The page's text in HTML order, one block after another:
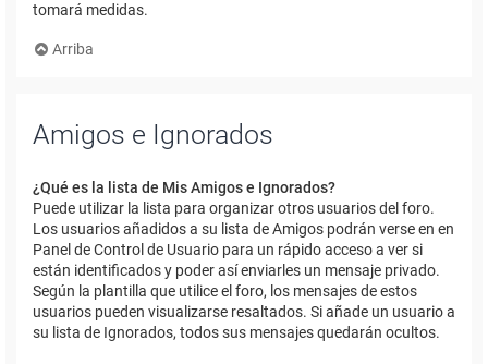
tomará medidas.
Arriba
Amigos e Ignorados
¿Qué es la lista de Mis Amigos e Ignorados?
Puede utilizar la lista para organizar otros usuarios del foro.
Los usuarios añadidos a su lista de Amigos podrán verse en en
Panel de Control de Usuario para un rápido acceso a ver si
están identificados y poder así enviarles un mensaje privado.
Según la plantilla que utilice el foro, los mensajes de estos
usuarios pueden visualizarse resaltados. Si añade un usuario a
su lista de Ignorados, todos sus mensajes quedarán ocultos.